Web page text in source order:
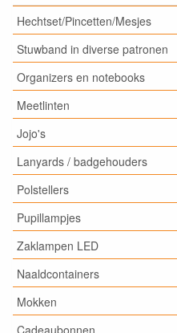
Hechtset/Pincetten/Mesjes
Stuwband in diverse patronen
Organizers en notebooks
Meetlinten
Jojo's
Lanyards / badgehouders
Polstellers
Pupillampjes
Zaklampen LED
Naaldcontainers
Mokken
Cadeaubonnen